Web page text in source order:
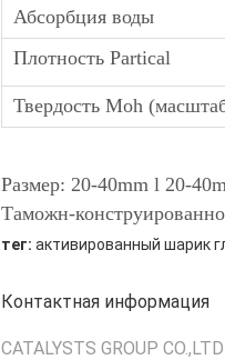
Абсорбция воды
Плотность Partical
Твердость Moh
Размер: 20-40mm l 20-
Таможн-
тег: активированный шарик
Контактная информация
CATALYSTS GROUP CO.,LTD